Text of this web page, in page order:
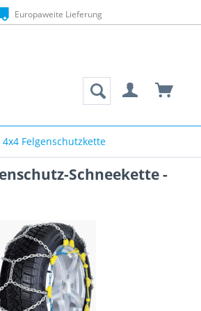
Europaweite Lieferung
4x4 Felgenschutzkette
Schneekette -